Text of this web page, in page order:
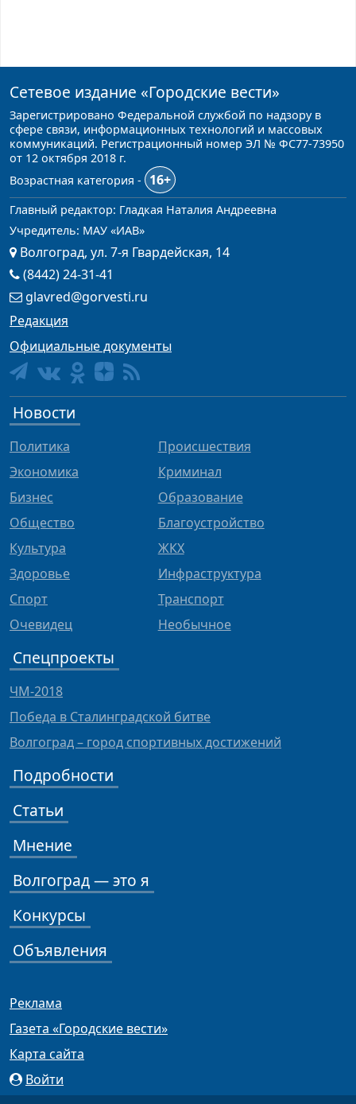
Сетевое издание «Городские вести»
Зарегистрировано Федеральной службой по надзору в
сфере связи, информационных технологий и массовых
коммуникаций. Регистрационный номер ЭЛ № ФС77-73950
от 12 октября 2018 г.
Возрастная категория -
16+
Главный редактор: Гладкая Наталия Андреевна
Учредитель: МАУ «ИАВ»
Волгоград, ул. 7-я Гвардейская, 14
(8442) 24-31-41
glavred@gorvesti.ru
Редакция
Официальные документы
Новости
Политика
Экономика
Бизнес
Общество
Культура
Здоровье
Спорт
Очевидец
Происшествия
Криминал
Образование
Благоустройство
ЖКХ
Инфраструктура
Транспорт
Необычное
Спецпроекты
ЧМ-2018
Победа в Сталинградской битве
Волгоград – город спортивных достижений
Подробности
Статьи
Мнение
Волгоград — это я
Конкурсы
Объявления
Реклама
Газета «Городские вести»
Карта сайта
Войти